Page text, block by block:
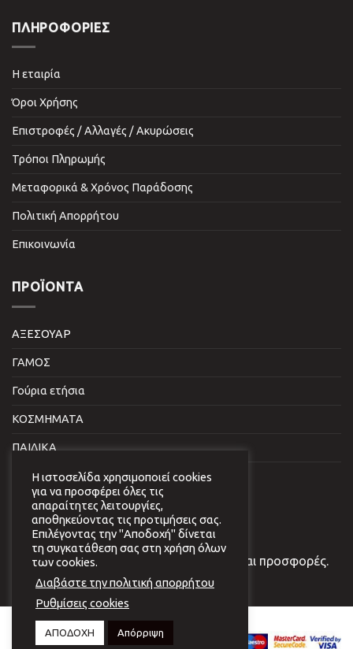
ΠΛΗΡΟΦΟΡΙΕΣ
Η εταιρία
Όροι Χρήσης
Επιστροφές / Αλλαγές / Ακυρώσεις
Τρόποι Πληρωμής
Μεταφορικά & Χρόνος Παράδοσης
Πολιτική Απορρήτου
Επικοινωνία
ΠΡΟΪΌΝΤΑ
ΑΞΕΣΟΥΑΡ
ΓΑΜΟΣ
Γούρια ετήσια
ΚΟΣΜΗΜΑΤΑ
ΠΑΙΔΙΚΑ
ΣΠΙΤΙ & ΓΡΑΦΕΙΟ
NEWSLETTER
Εγγραφείτε στο newsletter μας για νέα και προσφορές.
Copyright 2026 © Virginia
Website developmentby
Η ιστοσελίδα χρησιμοποιεί cookies
για να προσφέρει όλες τις
απαραίτητες λειτουργίες,
αποθηκεύοντας τις προτιμήσεις σας.
Επιλέγοντας την "Αποδοχή" δίνεται
τη συγκατάθεση σας στη χρήση όλων
των cookies.
Διαβάστε την πολιτική απορρήτου
Ρυθμίσεις cookies
ΑΠΟΔΟΧΗ Απόρριψη